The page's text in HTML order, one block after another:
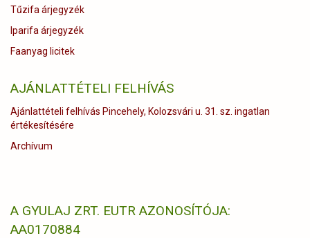
Tűzifa árjegyzék
Iparifa árjegyzék
Faanyag licitek
AJÁNLATTÉTELI FELHÍVÁS
Ajánlattételi felhívás Pincehely, Kolozsvári u. 31. sz. ingatlan
értékesítésére
Archívum
A GYULAJ ZRT. EUTR AZONOSÍTÓJA:
AA0170884